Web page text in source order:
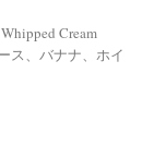
Cream
ス、バナナ、ホイ